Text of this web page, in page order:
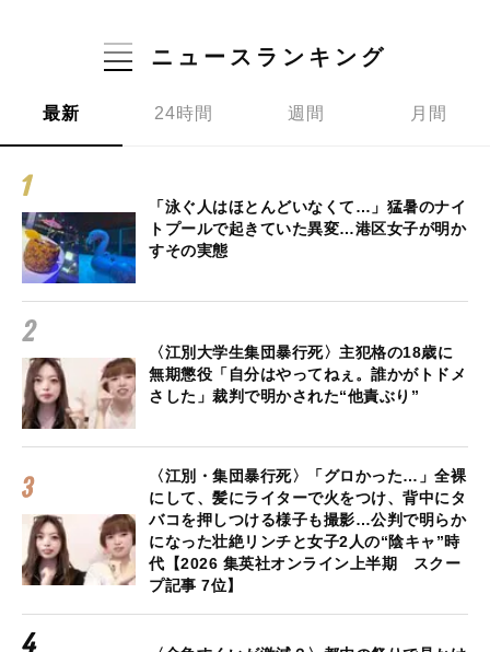
ニュースランキング
最新 24時間 週間 月間
「泳ぐ人はほとんどいなくて…」猛暑のナイ
トプールで起きていた異変…港区女子が明か
すその実態
〈江別大学生集団暴行死〉主犯格の18歳に
無期懲役「自分はやってねぇ。誰かがトドメ
さした」裁判で明かされた“他責ぶり”
〈江別・集団暴行死〉「グロかった…」全裸
にして、髪にライターで火をつけ、背中にタ
バコを押しつける様子も撮影…公判で明らか
になった壮絶リンチと女子2人の“陰キャ”時
代【2026 集英社オンライン上半期 スクー
プ記事 7位】